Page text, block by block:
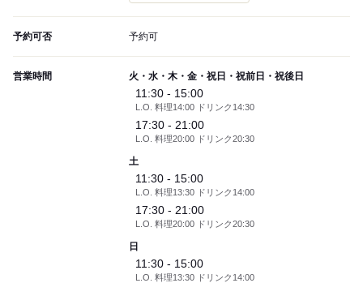
予約可否 予約可
営業時間 火・水・木・金・祝日・祝前日・祝後日
11:30 - 15:00
L.O. 料理14:00 ドリンク14:30
17:30 - 21:00
L.O. 料理20:00 ドリンク20:30
土
11:30 - 15:00
L.O. 料理13:30 ドリンク14:00
17:30 - 21:00
L.O. 料理20:00 ドリンク20:30
日
11:30 - 15:00
L.O. 料理13:30 ドリンク14:00